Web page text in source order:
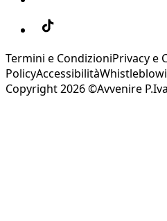
Termini e CondizioniPrivacy e
PolicyAccessibilità
Copyright 2026 ©Avvenire